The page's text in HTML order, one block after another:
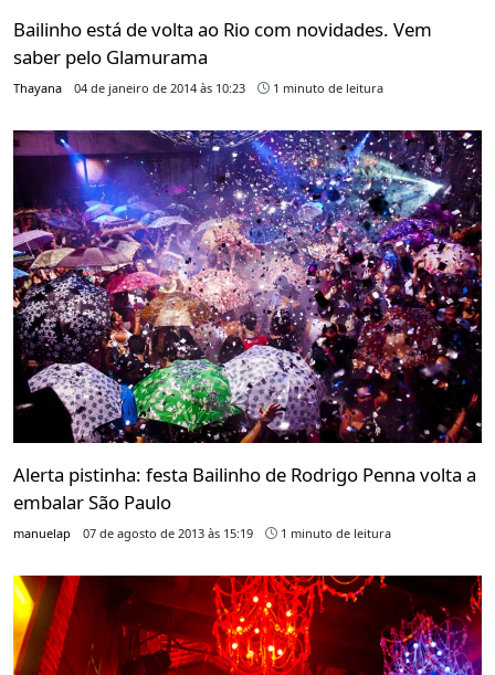
Bailinho está de volta ao Rio com novidades. Vem
saber pelo Glamurama
Thayana 04 de janeiro de 2014 às 10:23 1 minuto de leitura
Alerta pistinha: festa Bailinho de Rodrigo Penna volta a
embalar São Paulo
manuelap 07 de agosto de 2013 às 15:19 1 minuto de leitura